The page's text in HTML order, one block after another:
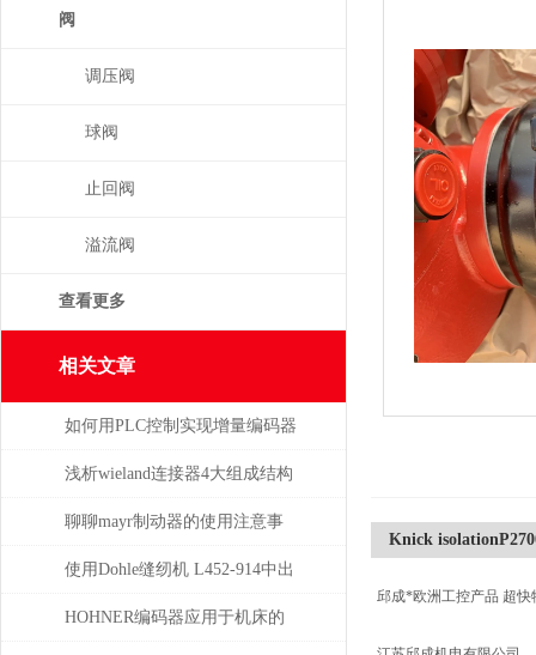
阀
调压阀
球阀
止回阀
溢流阀
查看更多
相关文章
如何用PLC控制实现增量编码器
的定位功能？
浅析wieland连接器4大组成结构
和检验要求
聊聊mayr制动器的使用注意事
项
使用Dohle缝纫机 L452-914中出
现跳线该怎么办？
HOHNER编码器应用于机床的
Knick
邱成*欧洲工控产品 超